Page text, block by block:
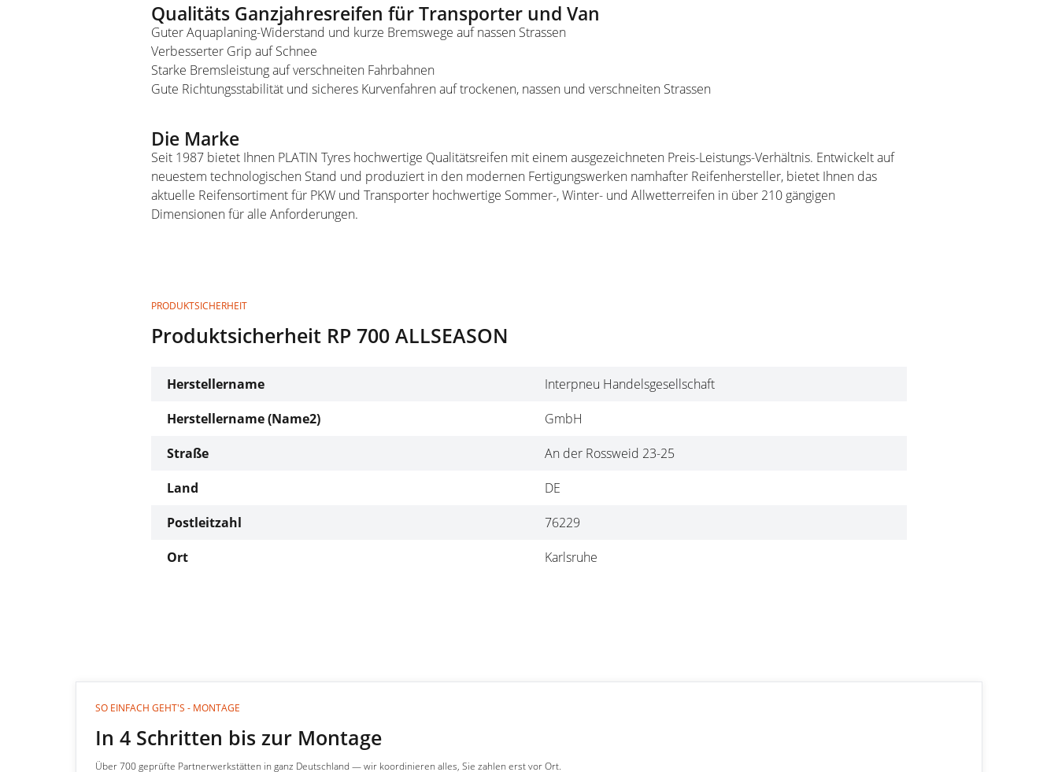
Qualitäts Ganzjahresreifen für Transporter und Van
Guter Aquaplaning-Widerstand und kurze Bremswege auf nassen Strassen
Verbesserter Grip auf Schnee
Starke Bremsleistung auf verschneiten Fahrbahnen
Gute Richtungsstabilität und sicheres Kurvenfahren auf trockenen, nassen und verschneiten Strassen
Die Marke
Seit 1987 bietet Ihnen PLATIN Tyres hochwertige Qualitätsreifen mit einem ausgezeichneten Preis-Leistungs-Verhältnis. Entwickelt auf
neuestem technologischen Stand und produziert in den modernen Fertigungswerken namhafter Reifenhersteller, bietet Ihnen das
aktuelle Reifensortiment für PKW und Transporter hochwertige Sommer-, Winter- und Allwetterreifen in über 210 gängigen
Dimensionen für alle Anforderungen.
PRODUKTSICHERHEIT
Produktsicherheit RP 700 ALLSEASON
Herstellername
Interpneu Handelsgesellschaft
Herstellername (Name2)
GmbH
Straße
An der Rossweid 23-25
Land
DE
Postleitzahl
76229
Ort
Karlsruhe
SO EINFACH GEHT'S - MONTAGE
In 4 Schritten bis zur Montage
Über 700 geprüfte Partnerwerkstätten in ganz Deutschland — wir koordinieren alles, Sie zahlen erst vor Ort.